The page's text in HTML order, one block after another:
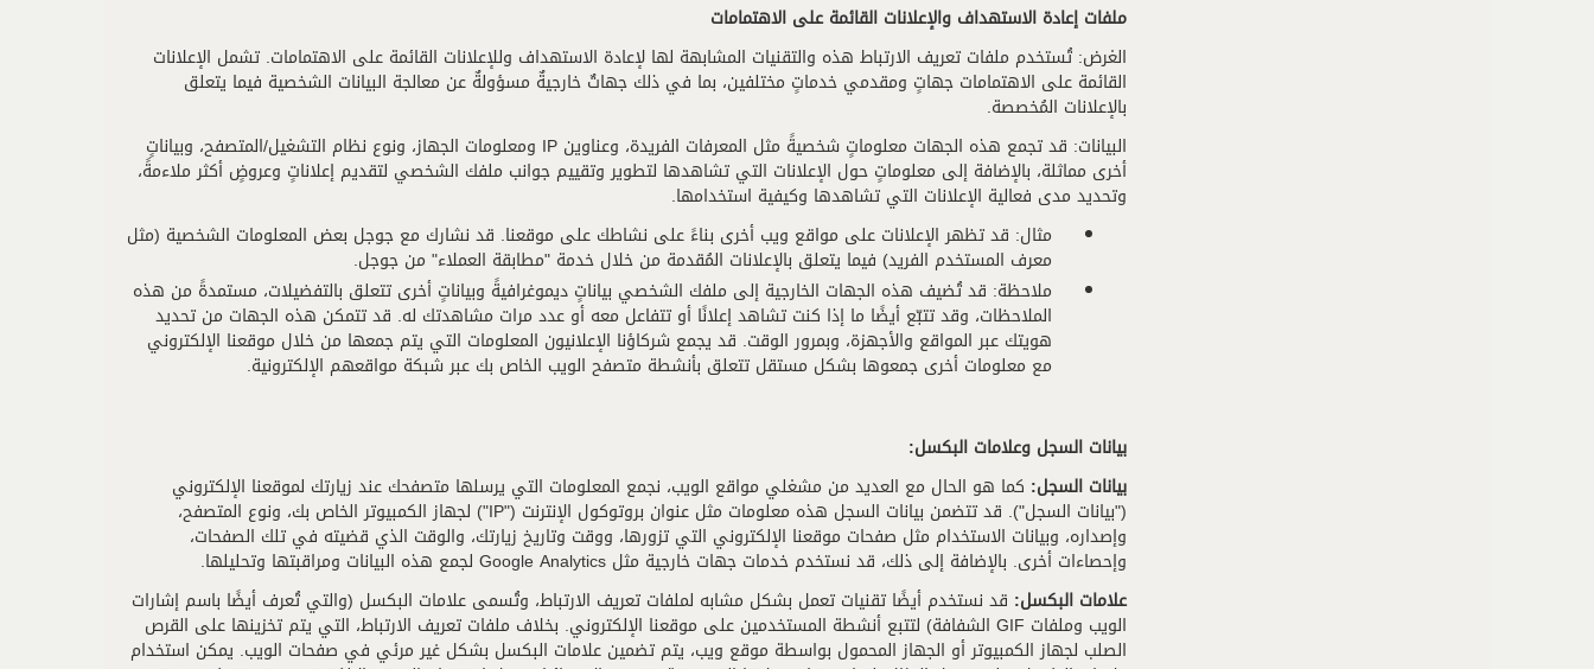
ملفات إعادة الاستهداف والإعلانات القائمة على الاهتمامات
الغرض: تُستخدم ملفات تعريف الارتباط هذه والتقنيات المشابهة لها لإعادة الاستهداف وللإعلانات القائمة على الاهتمامات. تشمل الإعلانات
القائمة على الاهتمامات جهاتٍ ومقدمي خدماتٍ مختلفين، بما في ذلك جهاتٌ خارجيةٌ مسؤولةٌ عن معالجة البيانات الشخصية فيما يتعلق
بالإعلانات المُخصصة.
البيانات: قد تجمع هذه الجهات معلوماتٍ شخصيةً مثل المعرفات الفريدة، وعناوين IP ومعلومات الجهاز، ونوع نظام التشغيل/المتصفح، وبياناتٍ
أخرى مماثلة، بالإضافة إلى معلوماتٍ حول الإعلانات التي تشاهدها لتطوير وتقييم جوانب ملفك الشخصي لتقديم إعلاناتٍ وعروضٍ أكثر ملاءمةً،
وتحديد مدى فعالية الإعلانات التي تشاهدها وكيفية استخدامها.
مثال: قد تظهر الإعلانات على مواقع ويب أخرى بناءً على نشاطك على موقعنا. قد نشارك مع جوجل بعض المعلومات الشخصية (مثل
معرف المستخدم الفريد) فيما يتعلق بالإعلانات المُقدمة من خلال خدمة "مطابقة العملاء" من جوجل.
ملاحظة: قد تُضيف هذه الجهات الخارجية إلى ملفك الشخصي بياناتٍ ديموغرافيةً وبياناتٍ أخرى تتعلق بالتفضيلات، مستمدةً من هذه
الملاحظات، وقد تتبّع أيضًا ما إذا كنت تشاهد إعلانًا أو تتفاعل معه أو عدد مرات مشاهدتك له. قد تتمكن هذه الجهات من تحديد
هويتك عبر المواقع والأجهزة، وبمرور الوقت. قد يجمع شركاؤنا الإعلانيون المعلومات التي يتم جمعها من خلال موقعنا الإلكتروني
مع معلومات أخرى جمعوها بشكل مستقل تتعلق بأنشطة متصفح الويب الخاص بك عبر شبكة مواقعهم الإلكترونية.
بيانات السجل وعلامات البكسل:
بيانات السجل: كما هو الحال مع العديد من مشغلي مواقع الويب، نجمع المعلومات التي يرسلها متصفحك عند زيارتك لموقعنا الإلكتروني
("بيانات السجل"). قد تتضمن بيانات السجل هذه معلومات مثل عنوان بروتوكول الإنترنت ("IP") لجهاز الكمبيوتر الخاص بك، ونوع المتصفح،
وإصداره، وبيانات الاستخدام مثل صفحات موقعنا الإلكتروني التي تزورها، ووقت وتاريخ زيارتك، والوقت الذي قضيته في تلك الصفحات،
وإحصاءات أخرى. بالإضافة إلى ذلك، قد نستخدم خدمات جهات خارجية مثل Google Analytics لجمع هذه البيانات ومراقبتها وتحليلها.
علامات البكسل: قد نستخدم أيضًا تقنيات تعمل بشكل مشابه لملفات تعريف الارتباط، وتُسمى علامات البكسل (والتي تُعرف أيضًا باسم إشارات
الويب وملفات GIF الشفافة) لتتبع أنشطة المستخدمين على موقعنا الإلكتروني. بخلاف ملفات تعريف الارتباط، التي يتم تخزينها على القرص
الصلب لجهاز الكمبيوتر أو الجهاز المحمول بواسطة موقع ويب، يتم تضمين علامات البكسل بشكل غير مرئي في صفحات الويب. يمكن استخدام